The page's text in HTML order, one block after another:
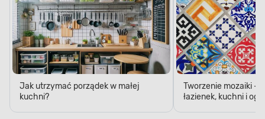
Jak utrzymać porządek w małej
kuchni?
Tworzenie mozaiki -
łazienek, kuchni i